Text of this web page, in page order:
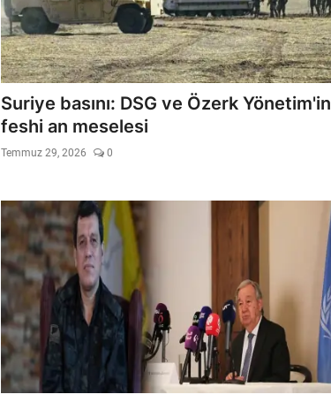
Suriye basını: DSG ve Özerk Yönetim'in
feshi an meselesi
Temmuz 29, 2026 0